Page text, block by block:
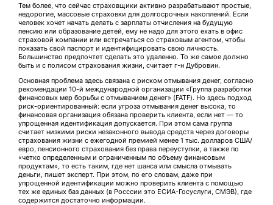
Тем более, что сейчас страховщики активно разрабатывают простые,
недорогие, массовые страховки для долгосрочных накоплений. Если
человек хочет начать делать с зарплаты отчисления на будущую
пенсию или образование детей, ему не надо для этого ехать в офис
страховой компании или встречаться со страховым агентом, чтобы
показать свой паспорт и идентифицировать свою личность.
Большинство предпочтет сделать это удаленно. То же самое должно
быть и с полисом страхования жизни, считает г-н Дубровин.
Основная проблема здесь связана с риском отмывания денег, согласно
рекомендации 10-й международной организации «Группа разработки
финансовых мер борьбы с отмыванием денег» (FATF). Но здесь подход
риск-ориентированный: если угроза отмывания денег высока, то
финансовая организация обязана проверить клиента, если нет — то
упрощенная идентификация допускается. При этом сама группа
считает низкими риски незаконного вывода средств через договоры
страхования жизни с ежегодной премией менее 1 тыс. долларов США/
евро, пенсионного страхования без права переуступки, а также по
«четко определенным и ограниченным по объему финансовым
продуктам», то есть таким, где нет шанса или смысла отмывать
деньги, пишет эксперт. При этом, по его словам, даже при
упрощенной идентификации можно проверить клиента с помощью
тех же единых баз данных (в Росссии это ЕСИА-Госуслуги, СМЭВ), где
содержится достаточно информации.